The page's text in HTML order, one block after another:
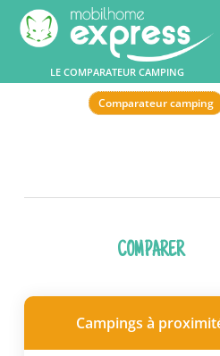
LE COMPARATEUR CAMPING
Comparateur camping
COMPARER
Campings à